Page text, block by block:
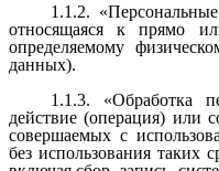
1.1.2.
относящаяся к прямо
определяемому
данных).
1.1.3. «Обработка
действие (операция) или
совершаемых с
без использования таких